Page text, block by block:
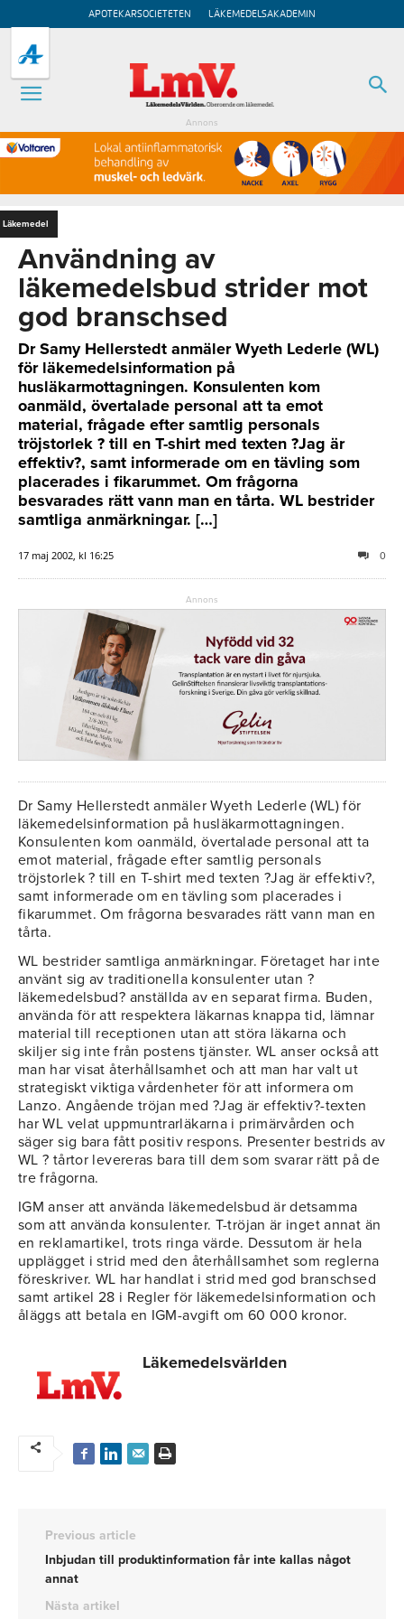
APOTEKARSOCIETETEN LÄKEMEDELSAKADEMIN
Annons
Läkemedel
Användning av
läkemedelsbud strider mot
god branschsed
Dr Samy Hellerstedt anmäler Wyeth Lederle (WL)
för läkemedelsinformation på
husläkarmottagningen. Konsulenten kom
oanmäld, övertalade personal att ta emot
material, frågade efter samtlig personals
tröjstorlek ? till en T-shirt med texten ?Jag är
effektiv?, samt informerade om en tävling som
placerades i fikarummet. Om frågorna
besvarades rätt vann man en tårta. WL bestrider
samtliga anmärkningar. […]
17 maj 2002, kl 16:25 0
Annons
Dr Samy Hellerstedt anmäler Wyeth Lederle (WL) för
läkemedelsinformation på husläkarmottagningen.
Konsulenten kom oanmäld, övertalade personal att ta
emot material, frågade efter samtlig personals
tröjstorlek ? till en T-shirt med texten ?Jag är effektiv?,
samt informerade om en tävling som placerades i
fikarummet. Om frågorna besvarades rätt vann man en
tårta.
WL bestrider samtliga anmärkningar. Företaget har inte
använt sig av traditionella konsulenter utan ?
läkemedelsbud? anställda av en separat firma. Buden,
använda för att respektera läkarnas knappa tid, lämnar
material till receptionen utan att störa läkarna och
skiljer sig inte från postens tjänster. WL anser också att
man har visat återhållsamhet och att man har valt ut
strategiskt viktiga vårdenheter för att informera om
Lanzo. Angående tröjan med ?Jag är effektiv?-texten
har WL velat uppmuntrarläkarna i primärvården och
säger sig bara fått positiv respons. Presenter bestrids av
WL ? tårtor levereras bara till dem som svarar rätt på de
tre frågorna.
IGM anser att använda läkemedelsbud är detsamma
som att använda konsulenter. T-tröjan är inget annat än
en reklamartikel, trots ringa värde. Dessutom är hela
upplägget i strid med den återhållsamhet som reglerna
föreskriver. WL har handlat i strid med god branschsed
samt artikel 28 i Regler för läkemedelsinformation och
åläggs att betala en IGM-avgift om 60 000 kronor.
Läkemedelsvärlden
Previous article
Inbjudan till produktinformation får inte kallas något
annat
Nästa artikel